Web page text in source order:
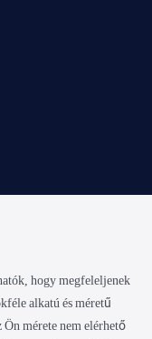
hogy megfeleljenek
alkatú és méretű
Ön mérete nem elérhető